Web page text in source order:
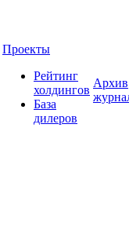
Проекты
Рейтинг
холдингов
База
дилеров
Архив